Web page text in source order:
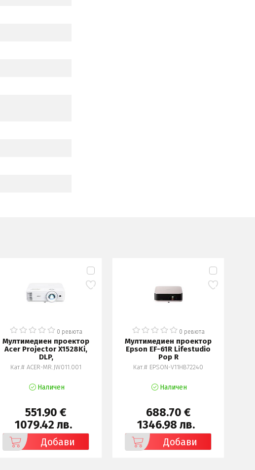
0 ревюта
Мултимедиен проектор
Acer Projector X1528Ki,
DLP,
Кат.# ACER-MR.JW011.001
Наличен
551.90 €
1079.42 лв.
Добави
0 ревюта
Мултимедиен проектор
Epson EF-61R Lifestudio
Pop R
Кат.# EPSON-V11HB72240
Наличен
688.70 €
1346.98 лв.
Добави